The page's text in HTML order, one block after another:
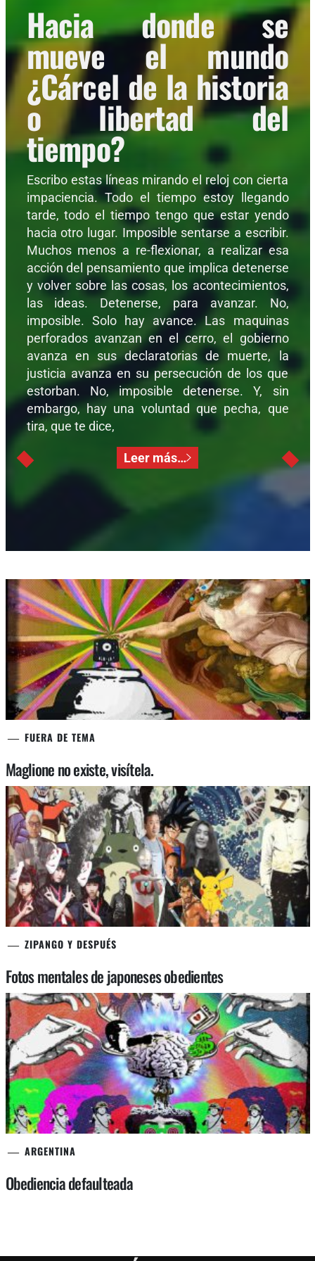
Hacia donde se
mueve el mundo
¿Cárcel de la historia
o libertad del
tiempo?
Escribo estas líneas mirando el reloj con cierta
impaciencia. Todo el tiempo estoy llegando
tarde, todo el tiempo tengo que estar yendo
hacia otro lugar. Imposible sentarse a escribir.
Muchos menos a re-flexionar, a realizar esa
acción del pensamiento que implica detenerse
y volver sobre las cosas, los acontecimientos,
las ideas. Detenerse, para avanzar. No,
imposible. Solo hay avance. Las maquinas
perforados avanzan en el cerro, el gobierno
avanza en sus declaratorias de muerte, la
justicia avanza en su persecución de los que
estorban. No, imposible detenerse. Y, sin
embargo, hay una voluntad que pecha, que
tira, que te dice,
Leer más…
FUERA DE TEMA
Maglione no existe, visítela.
ZIPANGO Y DESPUÉS
Fotos mentales de japoneses obedientes
ARGENTINA
Obediencia defaulteada